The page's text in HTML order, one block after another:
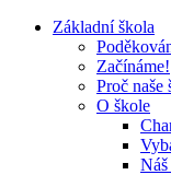
Základní škola
Začínáme!
Proč naše
O škole